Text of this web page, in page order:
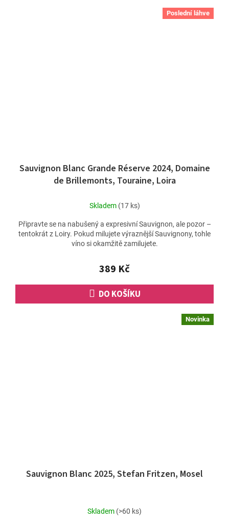
Poslední láhve
Sauvignon Blanc Grande Réserve 2024, Domaine
de Brillemonts, Touraine, Loira
Skladem (17 ks)
389 Kč
DO KOŠÍKU
Připravte se na nabušený a expresivní Sauvignon, ale pozor –
tentokrát z Loiry. Pokud milujete výraznější Sauvignony, tohle
víno si okamžitě zamilujete.
Novinka
Sauvignon Blanc 2025, Stefan Fritzen, Mosel
Skladem (>60 ks)